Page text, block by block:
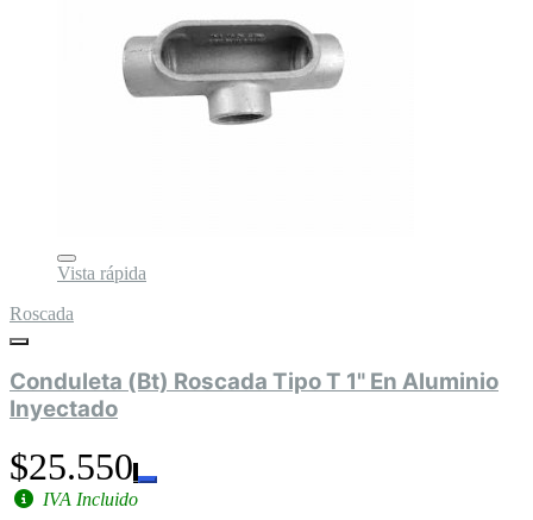
Vista rápida
Roscada
Conduleta (Bt) Roscada Tipo T 1" En Aluminio
Inyectado
$25.550
IVA Incluido